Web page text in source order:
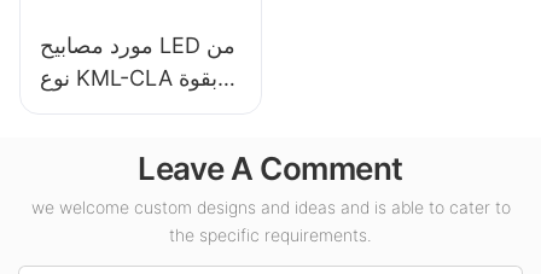
مورد مصابيح LED من
نوع KML-CLA بقوة
100 واط للأماكن
الوقود والأنفاق.
Leave A Comment
we welcome custom designs and ideas and is able to cater to
the specific requirements.